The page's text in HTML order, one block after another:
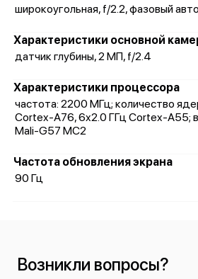
широкоугольная, f/2.2, фазовый
Характеристики основной
датчик глубины, 2 МП, f/2.4
Характеристики процессора
частота: 2200 МГц; количество
Cortex-A76, 6x2.0 ГГц Cortex-A55;
Mali-G57 MC2
Частота обновления экрана
90 Гц
Возникли вопросы?